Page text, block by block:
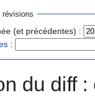
révisions
(et précédentes) :
:
du diff